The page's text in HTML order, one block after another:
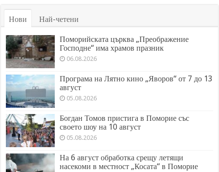
Нови Най-четени
Поморийската църква „Преображение
Господне“ има храмов празник
06.08.2026
Програма на Лятно кино „Яворов“ от 7 до 13
август
05.08.2026
Богдан Томов пристига в Поморие със
своето шоу на 10 август
05.08.2026
На 6 август обработка срещу летящи
насекоми в местност „Косата“ в Поморие